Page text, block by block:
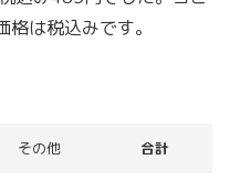
は税込みです。
その他 合計